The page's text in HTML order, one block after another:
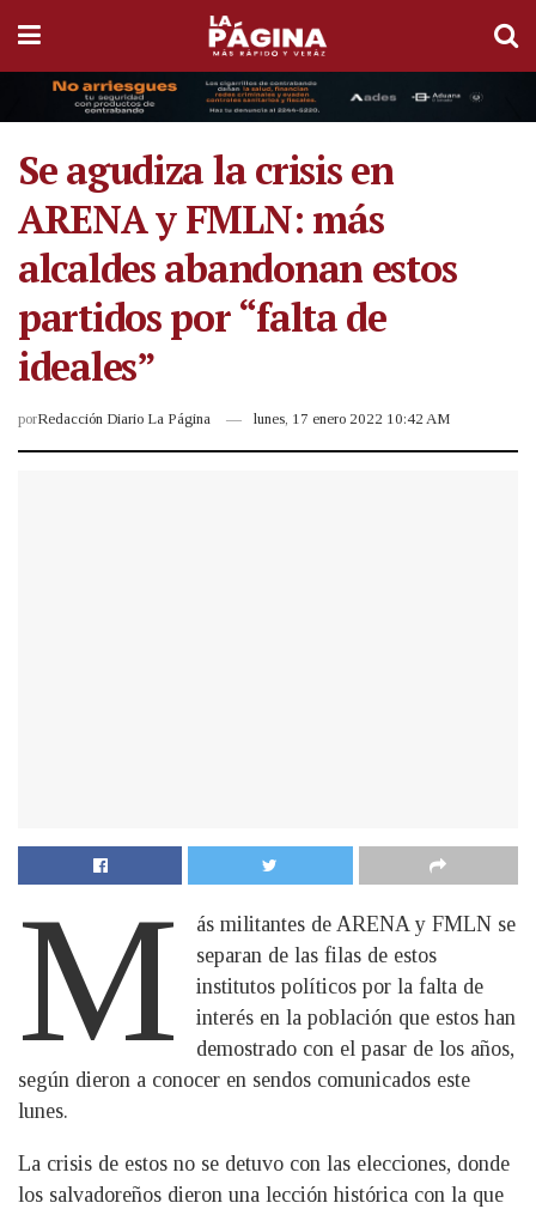
Se agudiza la crisis en
ARENA y FMLN: más
alcaldes abandonan estos
partidos por “falta de
ideales”
porRedacción Diario La Página lunes, 17 enero 2022 10:42 AM
M
ás militantes de ARENA y FMLN se
separan de las filas de estos
institutos políticos por la falta de
interés en la población que estos han
demostrado con el pasar de los años,
según dieron a conocer en sendos comunicados este
lunes.
La crisis de estos no se detuvo con las elecciones, donde
los salvadoreños dieron una lección histórica con la que